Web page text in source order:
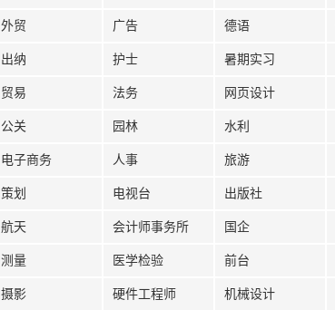
外贸 广告 德语
出纳 护士 暑期实习
贸易 法务 网页设计
公关 园林 水利
电子商务 人事 旅游
策划 电视台 出版社
航天 会计师事务所 国企
测量 医学检验 前台
摄影 硬件工程师 机械设计